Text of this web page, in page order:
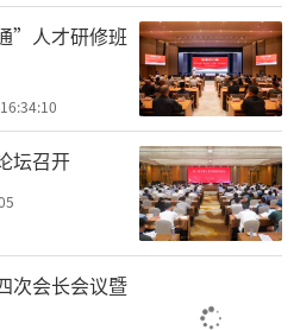
道。现在财招进来非常
而到了饿鬼道，喉咙很
，肚子很大就能守住
生道很痛苦。”但养殖
物蛮好的，你看我养的
、睡觉，不像人这样辛
”人才研修班
坛召开
次会长会议暨